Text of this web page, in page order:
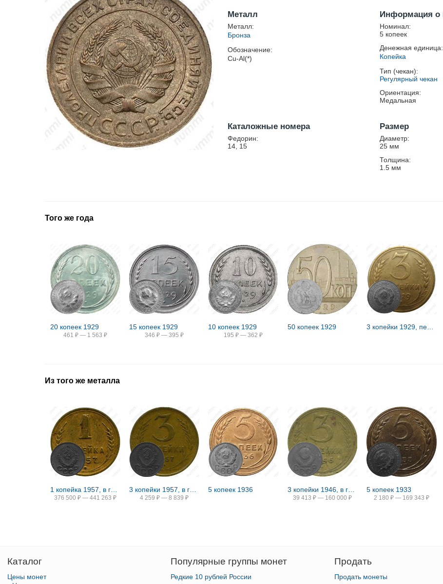
Металл
Металл:
Бронза
Обозначение:
Cu-Al(*)
Информация о
Номинал:
5 копеек
Денежная единица:
Копейка
Тип (чекан):
Регулярный чекан
Ориентация:
Медальная
Каталожные номера
Федорин:
14, 15
Размер
Диаметр:
25 мм
Толщина:
1.5 мм
Того же года
20 копеек 1929
461 ₽ — 1 563 ₽
15 копеек 1929
346 ₽ — 395 ₽
10 копеек 1929
195 ₽ — 362 ₽
50 копеек 1929 3 копейки 1929, перепутка
Из того же металла
376 500 ₽ — 441 263 ₽ 4 259 ₽ — 8 839 ₽
5 копеек 1936 3 копейки 1946, в гербе 16 лент (герб 1948 года)
39 413 ₽ — 160 000 ₽
5 копеек 1933
2 180 ₽ — 169 343 ₽
Каталог
Цены монет
Популярные группы монет
Редкие 10 рублей России
Продать
Продать монеты